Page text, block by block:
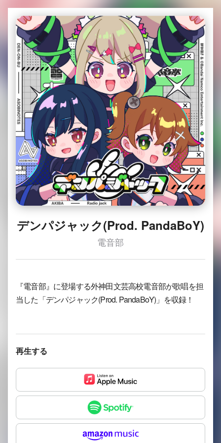
デンパジャック(Prod. PandaBoY)
電音部
『電音部』に登場する外神田文芸高校電音部が歌唱を担
当した「デンパジャック(Prod. PandaBoY)」を収録！
再生する